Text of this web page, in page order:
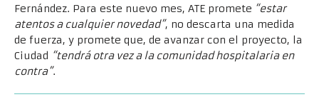
Fernández. Para este nuevo mes, ATE promete “estar
atentos a cualquier novedad”, no descarta una medida
de fuerza, y promete que, de avanzar con el proyecto, la
Ciudad “tendrá otra vez a la comunidad hospitalaria en
contra”.